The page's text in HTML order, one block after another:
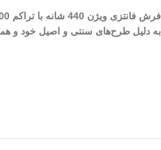
به دلیل طرح‌های سنتی و اصیل خود و